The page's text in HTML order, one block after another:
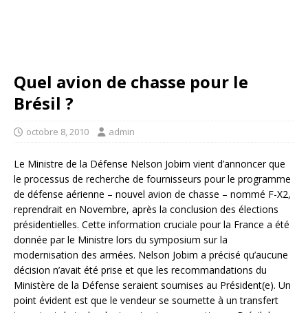
Quel avion de chasse pour le
Brésil ?
octobre 8, 2010 admin
Le Ministre de la Défense Nelson Jobim vient d’annoncer que
le processus de recherche de fournisseurs pour le programme
de défense aérienne – nouvel avion de chasse – nommé F-X2,
reprendrait en Novembre, après la conclusion des élections
présidentielles. Cette information cruciale pour la France a été
donnée par le Ministre lors du symposium sur la
modernisation des armées. Nelson Jobim a précisé qu’aucune
décision n’avait été prise et que les recommandations du
Ministère de la Défense seraient soumises au Président(e). Un
point évident est que le vendeur se soumette à un transfert